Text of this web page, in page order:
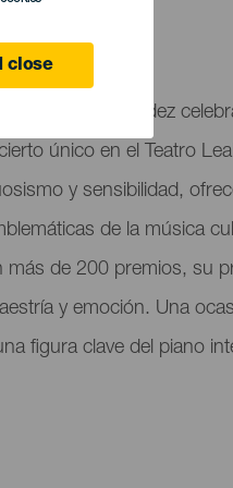
close
Frank Fernández
único en el Teatro
y sensibilidad,
de la música
de 200 premios, su
y emoción. Una
figura clave del piano